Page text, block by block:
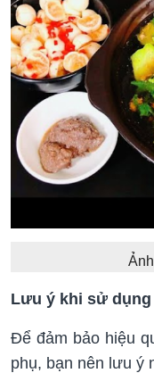
Lưu ý khi sử dụng
Để đảm bảo hiệu
phụ, bạn nên lưu ý